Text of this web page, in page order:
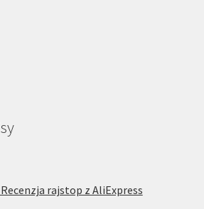
Recenzja rajstop z AliExpress